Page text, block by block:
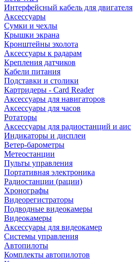
Интерфейсный кабель для двигателя
Аксессуары
Сумки и чехлы
Крышки экрана
Кронштейны эхолота
Аксессуары к радарам
Крепления датчиков
Кабели питания
Подставки и столики
Картридеры - Card Reader
Аксессуары для навигаторов
Аксессуары для часов
Ротаторы
Аксессуары для радиостанций и аис
Индикаторы и дисплеи
Ветер-барометры
Метеостанции
Пульты управления
Портативная электроника
Радиостанции (рации)
Хронографы
Видеорегистраторы
Подводные видеокамеры
Видеокамеры
Аксессуары для видеокамер
Системы управления
Автопилоты
Комплекты автопилотов